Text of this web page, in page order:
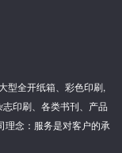
型全开纸箱、彩色印刷,
印刷、各类书刊、产品
理念：服务是对客户的承